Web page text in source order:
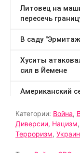
Категории: Война,
Диверсии, Нацизм,
Терроризм,